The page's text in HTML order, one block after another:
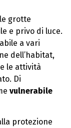
grotte
e privo di luce.
a vari
dell’habitat,
le attività
Di
vulnerabile
protezione